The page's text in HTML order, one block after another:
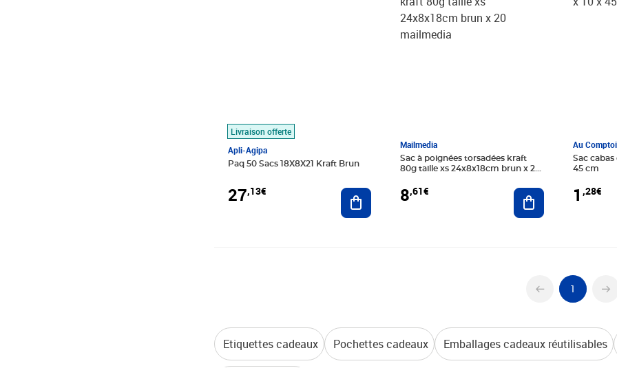
Livraison offerte
Apli-Agipa
Paq 50 Sacs 18X8X21 Kraft Brun
27,13€ Ajouter au panier
Mailmedia
Sac à poignées torsadées kraft
80g taille xs 24x8x18cm brun x 20
8,61€ Ajouter au panier
Au
Sac cabas
45 cm
1 ,28€
1
Etiquettes cadeaux Pochettes cadeaux Emballages cadeaux réutilisables